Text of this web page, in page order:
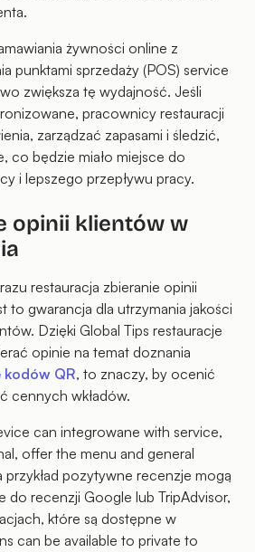
żywności online z
punktami sprzedaży (POS) service
zwiększa tę wydajność. Jeśli
pracownicy restauracji
zarządzać zapasami i śledzić,
co będzie miało miejsce do
i lepszego przepływu pracy.
opinii klientów w
restauracja zbieranie opinii
to gwarancja dla utrzymania jakości
Dzięki Global Tips restauracje
opinie na temat doznania
kodów QR, to znaczy, by ocenić
cennych wkładów.
can integrowane with service,
offer the menu and general
pozytywne recenzje mogą
do recenzji Google lub TripAdvisor,
które są dostępne w
can be available to private to